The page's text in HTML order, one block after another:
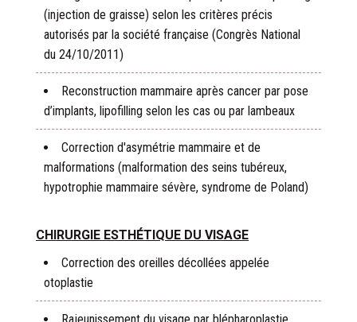
(injection de graisse) selon les critères précis
autorisés par la société française (Congrès National
du 24/10/2011)
Reconstruction mammaire après cancer par pose
d’implants, lipofilling selon les cas ou par lambeaux
Correction d'asymétrie mammaire et de
malformations (malformation des seins tubéreux,
hypotrophie mammaire sévère, syndrome de Poland)
CHIRURGIE ESTHÉTIQUE DU VISAGE
Correction des oreilles décollées appelée
otoplastie